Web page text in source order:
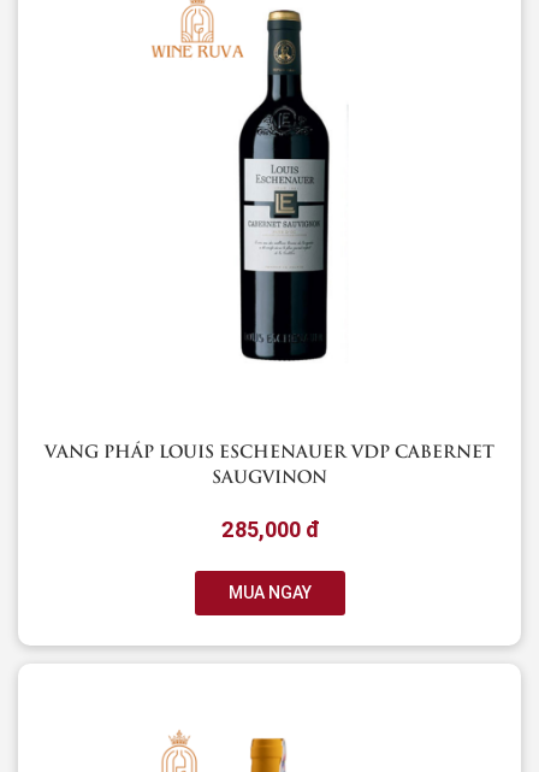
VANG PHÁP LOUIS ESCHENAUER VDP CABERNET
SAUGVINON
285,000 đ
MUA NGAY